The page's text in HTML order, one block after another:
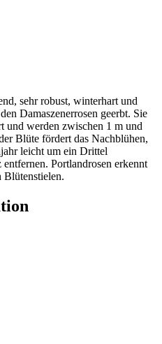
sehr robust, winterhart und
Damaszenerrosen geerbt. Sie
und werden zwischen 1 m und
Blüte fördert das Nachblühen,
leicht um ein Drittel
Portlandrosen erkennt
Blütenstielen.